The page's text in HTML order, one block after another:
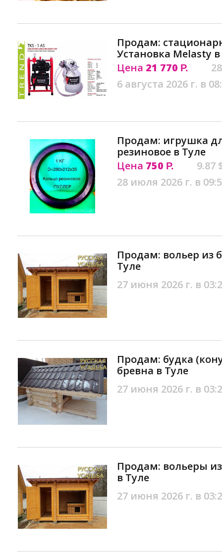
Продам:
Установка Melasty
Цена 21 770 Р.
6 августа 2026 г. в
Продам: игрушка
резиновое в Туле
Цена 750 Р.
9.87
28 июля 2026 г. в
Продам: вольер из
Туле
27 июня 2026 г. в
Продам: будка
бревна в Туле
27 июня 2026 г. в
Продам: вольеры
в Туле
27 июня 2026 г. в